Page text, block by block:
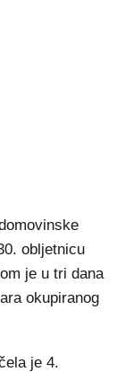
obljetnicu
je u tri dana
okupiranog
je 4.